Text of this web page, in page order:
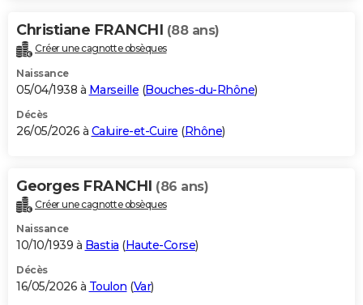
Christiane FRANCHI (88 ans)
Créer une cagnotte obsèques
Naissance
05/04/1938 à Marseille (Bouches-du-Rhône)
Décès
26/05/2026 à Caluire-et-Cuire (Rhône)
Georges FRANCHI (86 ans)
Créer une cagnotte obsèques
Naissance
10/10/1939 à Bastia (Haute-Corse)
Décès
16/05/2026 à Toulon (Var)